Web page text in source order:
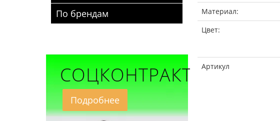
По брендам
СОЦКОНТРАКТ
Подробнее
Материал:
Цвет:
Артикул